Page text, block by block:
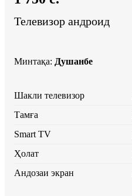
Телевизор андроид
Минтақа: Душанбе
Шакли телевизор
Тамға
Smart TV
Ҳолат
Андозаи экран